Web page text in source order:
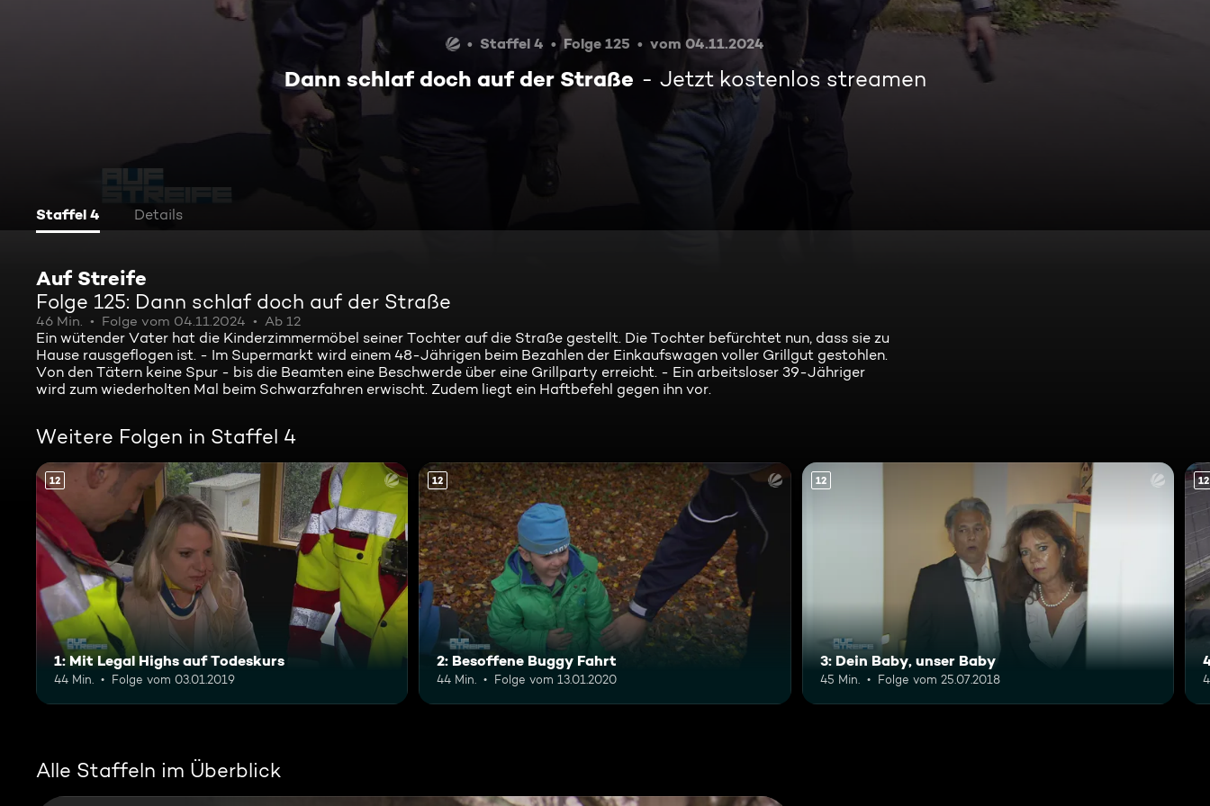
Staffel 4 Folge 125 vom 04.11.2024
Dann schlaf doch auf der Straße Jetzt kostenlos streamen
Staffel 4 Details
Auf Streife
Folge 125: Dann schlaf doch auf der Straße
46 Min. Folge vom 04.11.2024 Ab 12
Ein wütender Vater hat die Kinderzimmermöbel seiner Tochter auf die Straße gestellt. Die Tochter befürchtet nun, dass sie zu
Hause rausgeflogen ist. - Im Supermarkt wird einem 48-Jährigen beim Bezahlen der Einkaufswagen voller Grillgut gestohlen.
Von den Tätern keine Spur - bis die Beamten eine Beschwerde über eine Grillparty erreicht. - Ein arbeitsloser 39-Jähriger
wird zum wiederholten Mal beim Schwarzfahren erwischt. Zudem liegt ein Haftbefehl gegen ihn vor.
Weitere Folgen in Staffel 4
12
1: Mit Legal Highs auf Todeskurs
44 Min. Folge vom 03.01.2019
12
2: Besoffene Buggy Fahrt
44 Min. Folge vom 13.01.2020
12
3: Dein Baby, unser Baby
45 Min. Folge vom 25.07.2018
12
Alle Staffeln im Überblick